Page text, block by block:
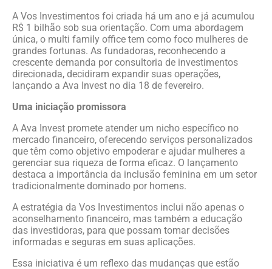
A Vos Investimentos foi criada há um ano e já acumulou
R$ 1 bilhão sob sua orientação. Com uma abordagem
única, o multi family office tem como foco mulheres de
grandes fortunas. As fundadoras, reconhecendo a
crescente demanda por consultoria de investimentos
direcionada, decidiram expandir suas operações,
lançando a Ava Invest no dia 18 de fevereiro.
Uma iniciação promissora
A Ava Invest promete atender um nicho específico no
mercado financeiro, oferecendo serviços personalizados
que têm como objetivo empoderar e ajudar mulheres a
gerenciar sua riqueza de forma eficaz. O lançamento
destaca a importância da inclusão feminina em um setor
tradicionalmente dominado por homens.
A estratégia da Vos Investimentos inclui não apenas o
aconselhamento financeiro, mas também a educação
das investidoras, para que possam tomar decisões
informadas e seguras em suas aplicações.
Essa iniciativa é um reflexo das mudanças que estão